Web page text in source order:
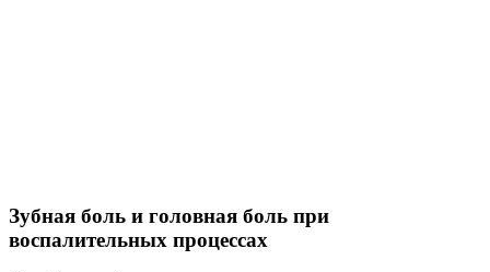
Зубная боль и головная боль при
воспалительных процессах